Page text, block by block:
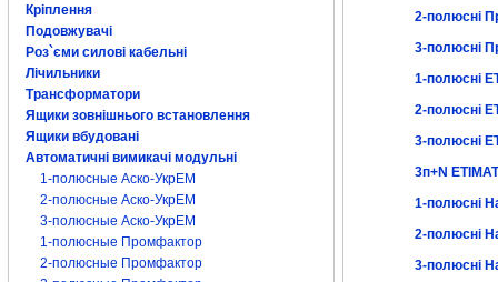
Кріплення
Подовжувачі
Роз`єми силові кабельні
Лічильники
Трансформатори
Ящики зовнішнього встановлення
Ящики вбудовані
Автоматичні вимикачі модульні
1-полюсные Аско-УкрЕМ
2-полюсные Аско-УкрЕМ
3-полюсные Аско-УкрЕМ
1-полюсные Промфактор
2-полюсные Промфактор
2-полюсні
3-полюсні
1-полюсні
2-полюсні
3-полюсні
3п+N ETIMAT
1-полюсні
2-полюсні
3-полюсні